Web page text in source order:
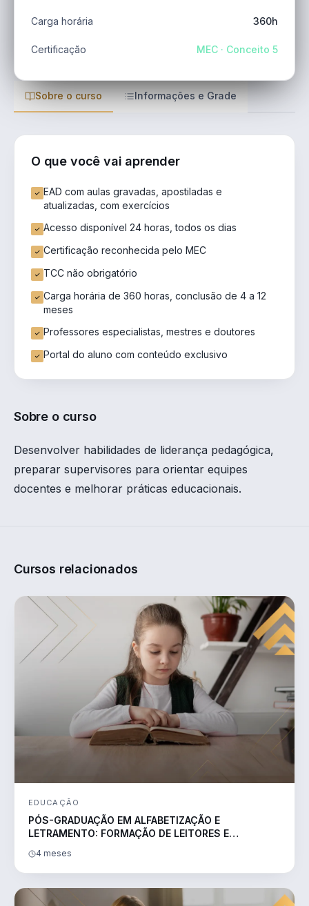
Sobre o curso Informações e Grade
O que você vai aprender
EAD com aulas gravadas, apostiladas e
atualizadas, com exercícios
Acesso disponível 24 horas, todos os dias
Certificação reconhecida pelo MEC
TCC não obrigatório
Carga horária de 360 horas, conclusão de 4 a 12
meses
Professores especialistas, mestres e doutores
Portal do aluno com conteúdo exclusivo
Sobre o curso
Desenvolver habilidades de liderança pedagógica,
preparar supervisores para orientar equipes
docentes e melhorar práticas educacionais.
Carga horária 360h
Certificação MEC · Conceito 5
Cursos relacionados
EDUCAÇÃO
PÓS-GRADUAÇÃO EM ALFABETIZAÇÃO E
LETRAMENTO: FORMAÇÃO DE LEITORES E
4 meses